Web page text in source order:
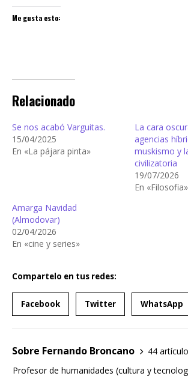
Me gusta esto:
Relacionado
Se nos acabó Varguitas.
15/04/2025
En «La pájara pinta»
La cara
agencias
muskismo y
civilizatoria
19/07/2026
En «Filosofia»
Amarga Navidad
(Almodovar)
02/04/2026
En «cine y series»
Compartelo en tus redes:
Facebook Twitter WhatsApp
Sobre Fernando Broncano
44
Profesor de humanidades (cultura y